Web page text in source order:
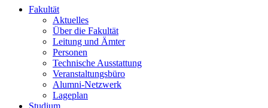
Fakultät
Aktuelles
Über die Fakultät
Leitung und Ämter
Personen
Technische Ausstattung
Veranstaltungsbüro
Alumni-Netzwerk
Lageplan
Studium